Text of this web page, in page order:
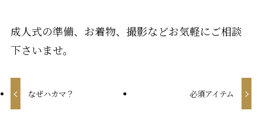
成人式の準備、お着物、撮影などお気軽にご相談
下さいませ。
なぜハカマ？ 必須アイテム